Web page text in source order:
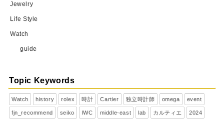
Jewelry
Life Style
Watch
guide
Topic Keywords
Watch history rolex 時計 Cartier 独立時計師 omega event
fjn_recommend seiko IWC middle-east lab カルティエ 2024